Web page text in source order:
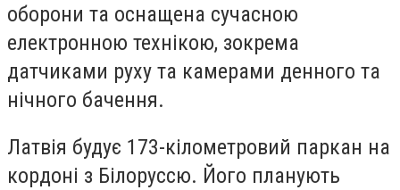
оборони та оснащена сучасною
електронною технікою, зокрема
датчиками руху та камерами денного та
нічного бачення.
Латвія будує 173-кілометровий паркан на
кордоні з Білоруссю. Його планують